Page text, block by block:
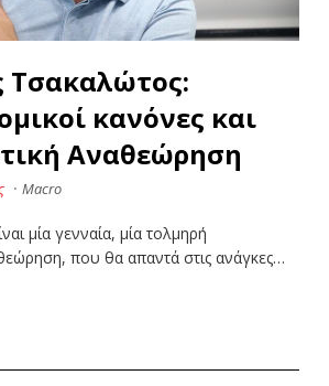
Τσακαλώτος:
κανόνες και
Αναθεώρηση
· Macro
μία γενναία, μία τολμηρή
που θα απαντά στις ανάγκες…